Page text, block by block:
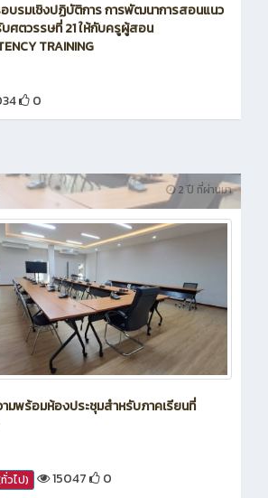
อบรมเชิงปฏิบัติการ การพัฒนาการสอนแนว
ศตวรรษที่ 21 ให้กับครูผู้สอน
TRAINING
0
2 ปี ที่ผ่านมา
ามพร้อมห้องประชุมสำหรับภาคเรียนที่
วไป) 15047 0